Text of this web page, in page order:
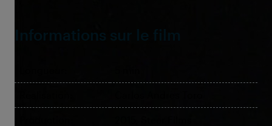
Informations sur le film